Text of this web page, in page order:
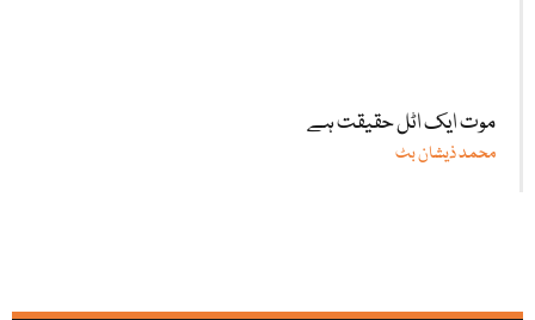
موت ایک اٹل حقیقت ہے
محمد ذیشان بٹ